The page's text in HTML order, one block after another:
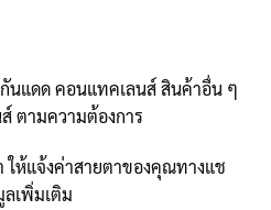
นแดด คอนแทคเลนส์ สินค้าอื่น ๆ
ตามความต้องการ
ให้แจ้งค่าสายตาของคุณทางแช
เพิ่มเติม